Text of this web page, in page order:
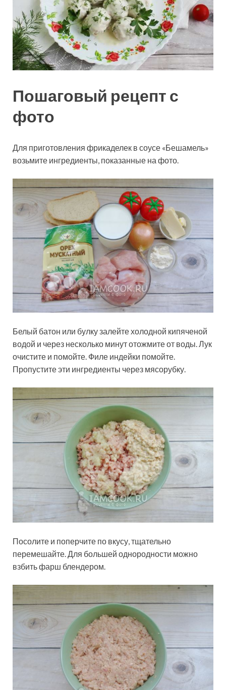
Пошаговый рецепт с
фото
Для приготовления фрикаделек в соусе «Бешамель»
возьмите ингредиенты, показанные на фото.
Белый батон или булку залейте холодной кипяченой
водой и через несколько минут отожмите от воды. Лук
очистите и помойте. Филе индейки помойте.
Пропустите эти ингредиенты через мясорубку.
Посолите и поперчите по вкусу, тщательно
перемешайте. Для большей однородности можно
взбить фарш блендером.